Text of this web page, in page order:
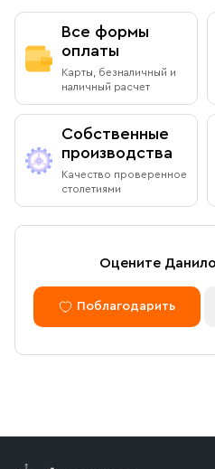
Все формы
оплаты
Карты, безналичный и
наличный расчет
Собственные
производства
Качество проверенное
столетиями
Оцените
Поблагодарить